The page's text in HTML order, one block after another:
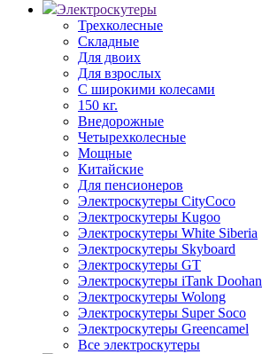
Электроскутеры
Трехколесные
Складные
Для двоих
Для взрослых
С широкими колесами
150 кг.
Внедорожные
Четырехколесные
Мощные
Китайские
Для пенсионеров
Электроскутеры CityCoco
Электроскутеры Kugoo
Электроскутеры White Siberia
Электроскутеры Skyboard
Электроскутеры GT
Электроскутеры iTank Doohan
Электроскутеры Wolong
Электроскутеры Super Soco
Электроскутеры Greencamel
Все электроскутеры